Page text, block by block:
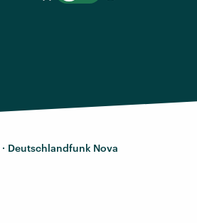
Deutschlandfunk Nova